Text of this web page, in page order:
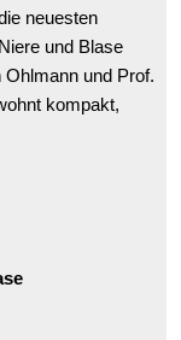
neuesten
und Blase
und Prof.
kompakt,